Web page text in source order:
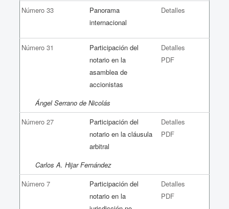
Número 33
Panorama
internacional
Detalles
Número 31
Participación del
notario en la
asamblea de
accionistas
Detalles
PDF
Ángel Serrano de Nicolás
Número 27
Participación del
notario en la cláusula
arbitral
Detalles
PDF
Carlos A. Hijar Fernández
Número 7
Participación del
notario en la
Detalles
PDF